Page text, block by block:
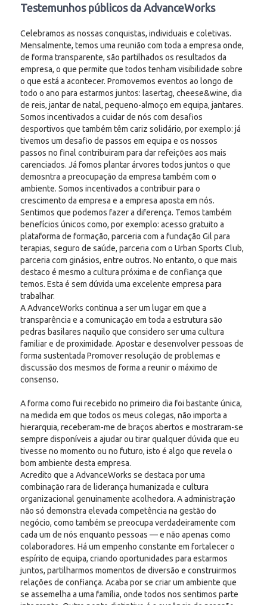
Testemunhos públicos da AdvanceWorks
Celebramos as nossas conquistas, individuais e coletivas.
Mensalmente, temos uma reunião com toda a empresa onde,
de forma transparente, são partilhados os resultados da
empresa, o que permite que todos tenham visibilidade sobre
o que está a acontecer. Promovemos eventos ao longo de
todo o ano para estarmos juntos: lasertag, cheese&wine, dia
de reis, jantar de natal, pequeno-almoço em equipa, jantares.
Somos incentivados a cuidar de nós com desafios
desportivos que também têm cariz solidário, por exemplo: já
tivemos um desafio de passos em equipa e os nossos
passos no final contribuiram para dar refeições aos mais
carenciados. Já fomos plantar árvores todos juntos o que
demosntra a preocupação da empresa também com o
ambiente. Somos incentivados a contribuir para o
crescimento da empresa e a empresa aposta em nós.
Sentimos que podemos fazer a diferença. Temos também
benefícios únicos como, por exemplo: acesso gratuito a
plataforma de formação, parceria com a fundação Gil para
terapias, seguro de saúde, parceria com o Urban Sports Club,
parceria com ginásios, entre outros. No entanto, o que mais
destaco é mesmo a cultura próxima e de confiança que
temos. Esta é sem dúvida uma excelente empresa para
trabalhar.
A AdvanceWorks continua a ser um lugar em que a
transparência e a comunicação em toda a estrutura são
pedras basilares naquilo que considero ser uma cultura
familiar e de proximidade. Apostar e desenvolver pessoas de
forma sustentada Promover resolução de problemas e
discussão dos mesmos de forma a reunir o máximo de
consenso.
A forma como fui recebido no primeiro dia foi bastante única,
na medida em que todos os meus colegas, não importa a
hierarquia, receberam-me de braços abertos e mostraram-se
sempre disponíveis a ajudar ou tirar qualquer dúvida que eu
tivesse no momento ou no futuro, isto é algo que revela o
bom ambiente desta empresa.
Acredito que a AdvanceWorks se destaca por uma
combinação rara de liderança humanizada e cultura
organizacional genuinamente acolhedora. A administração
não só demonstra elevada competência na gestão do
negócio, como também se preocupa verdadeiramente com
cada um de nós enquanto pessoas — e não apenas como
colaboradores. Há um empenho constante em fortalecer o
espírito de equipa, criando oportunidades para estarmos
juntos, partilharmos momentos de diversão e construirmos
relações de confiança. Acaba por se criar um ambiente que
se assemelha a uma família, onde todos nos sentimos parte